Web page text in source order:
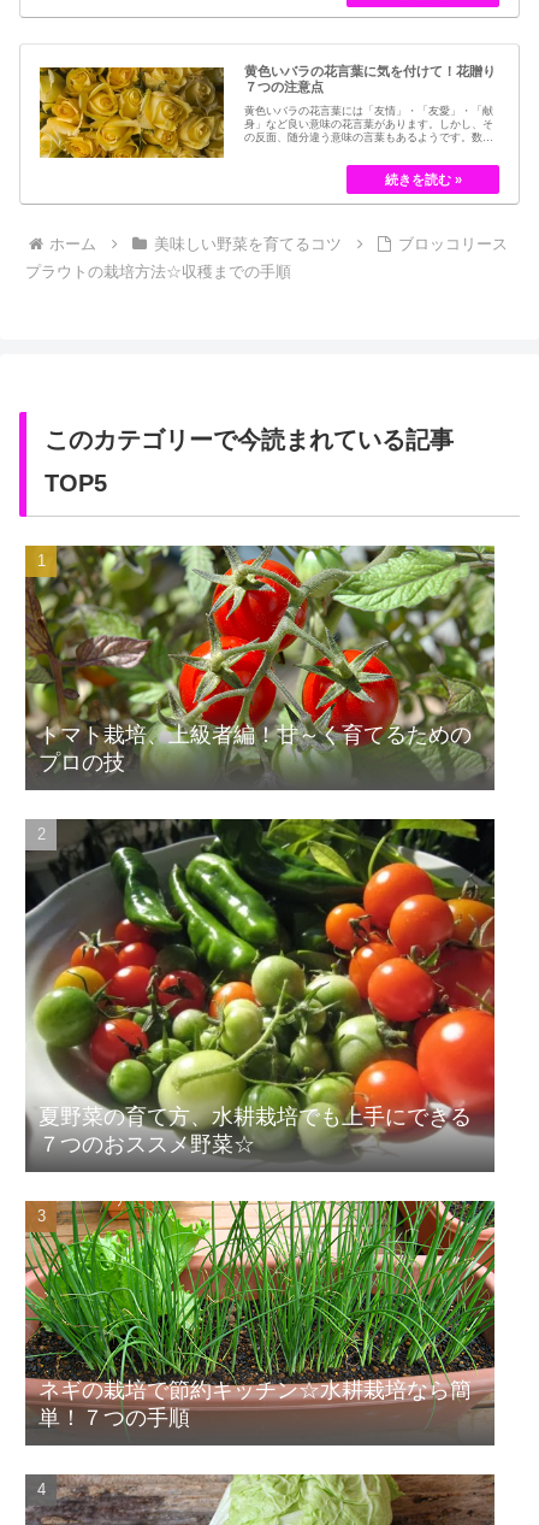
フラワーでも保存されてきました。30代以降の…
黄色いバラの花言葉に気を付けて！花贈り
７つの注意点
黄色いバラの花言葉には「友情」・「友愛」・「献
身」など良い意味の花言葉があります。しかし、そ
の反面、随分違う意味の言葉もあるようです。数多
ローズである「ハイブリット・ティー」の中には、
黄色のバラというのは、存在していませんでした。
しかし、フランスの園芸家ジョセフ・ペルネ＝デ…
ホーム 美味しい野菜を育てるコツ
ブロッコリース
プラウトの栽培方法☆収穫までの手順
このカテゴリーで今読まれている記事
TOP5
トマト栽培、上級者編！甘～く育てるための
プロの技
夏野菜の育て方、水耕栽培でも上手にできる
７つのおススメ野菜☆
ネギの栽培で節約キッチン☆水耕栽培なら簡
単！７つの手順